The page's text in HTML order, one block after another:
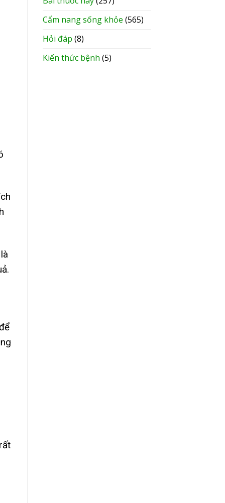
Cẩm nang sống khỏe (565)
Hỏi đáp (8)
Kiến thức bệnh (5)